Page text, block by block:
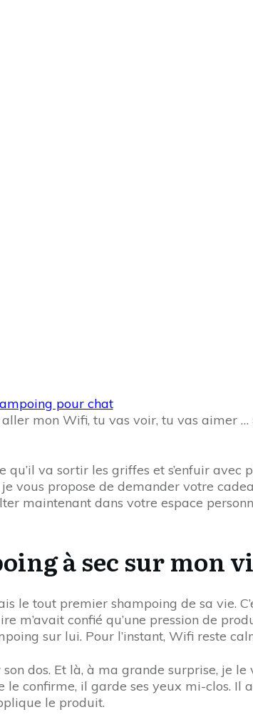
pour chat
mon Wifi, tu vas voir, tu vas aimer
va sortir les griffes et s’enfuir
vous propose de demander votre
maintenant dans votre espace
à sec sur mon
le tout premier shampoing de sa vie.
m’avait confié qu’une pression de
sur lui. Pour l’instant, Wifi reste
dos. Et là, à ma grande surprise, je
confirme, il garde ses yeux mi-clos.
le produit.